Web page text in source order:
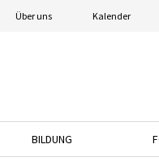
Über uns Kalender
BILDUNG